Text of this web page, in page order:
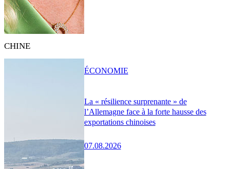
CHINE
La « résilience surprenante » de
l’Allemagne face à la forte hausse des
exportations chinoises
07.08.2026
ÉCONOMIE